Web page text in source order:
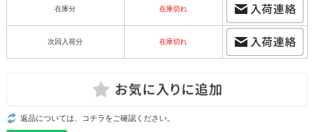
在庫分 在庫切れ
次回入荷分 在庫切れ
返品については、コチラをご確認ください。